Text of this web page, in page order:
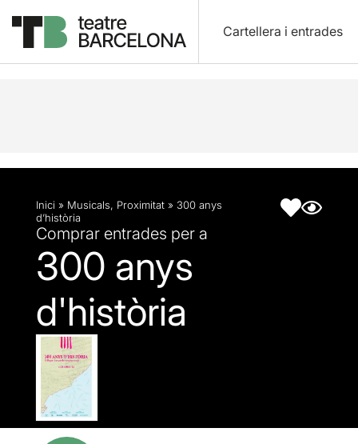
Cartellera i entrades
Descripció Fitxa artística
Inici » Musicals, Proximitat » 300 anys
d’història
Comprar entrades per a
300 anys
d'història